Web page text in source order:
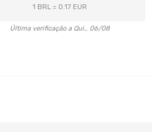
1 BRL = 0.17 EUR
Última verificação a Qui., 06/08